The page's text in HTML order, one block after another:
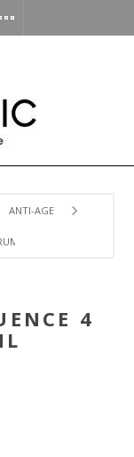
ANTI-AGE
35 ML
4